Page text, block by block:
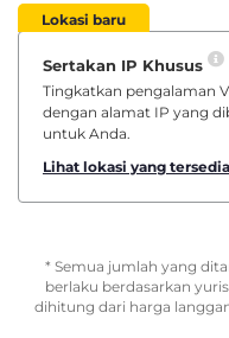
Lokasi baru
Sertakan IP Khusus
Tingkatkan pengalaman
dengan alamat IP yang
untuk Anda.
Lihat lokasi yang tersedia
* Semua jumlah yang
berlaku berdasarkan
dihitung dari harga